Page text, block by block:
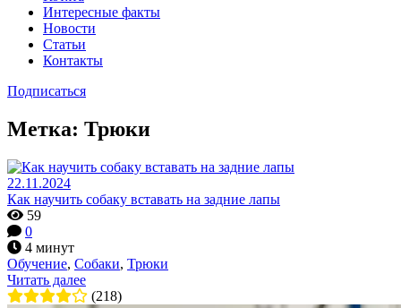
Интересные факты
Новости
Статьи
Контакты
Подписаться
Метка: Трюки
22.11.2024
Как научить собаку вставать на задние лапы
59
0
4 минут
Обучение, Собаки, Трюки
Читать далее
(218)